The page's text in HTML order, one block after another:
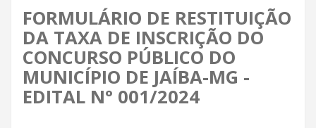
FORMULÁRIO DE RESTITUIÇÃO
DA TAXA DE INSCRIÇÃO DO
CONCURSO PÚBLICO DO
MUNICÍPIO DE JAÍBA-MG -
EDITAL N° 001/2024